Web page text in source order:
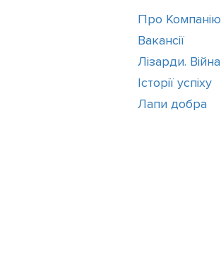
Про Компанію
Вакансії
Лізарди. Війна
Історії успіху
Лапи добра